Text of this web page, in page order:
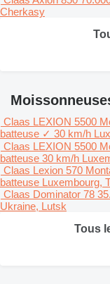
Cherkasy
Claas LEXION 5500
batteuse ✓ 30 km/h
Claas LEXION 5500
batteuse 30 km/h
Claas Lexion 570
batteuse Luxembourg,
Claas Dominator 78
Ukraine, Lutsk
Tous